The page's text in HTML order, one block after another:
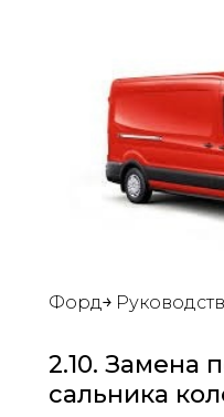
Форд￫
2.10. Замена
сальника